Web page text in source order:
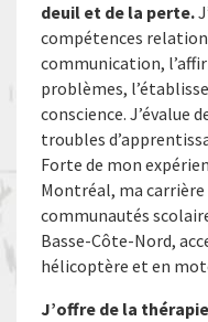
deuil et de la perte.
compétences
communication,
problèmes,
conscience. J’évalue
troubles
Forte de mon
Montréal, ma carrière
communautés
Basse-Côte-Nord,
hélicoptère et en
J’offre de la